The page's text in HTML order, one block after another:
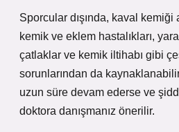
Sporcular dışında, kaval kemiği
kemik ve eklem hastalıkları,
çatlaklar ve kemik iltihabı gibi
sorunlarından da
uzun süre devam ederse ve
doktora danışmanız önerilir.